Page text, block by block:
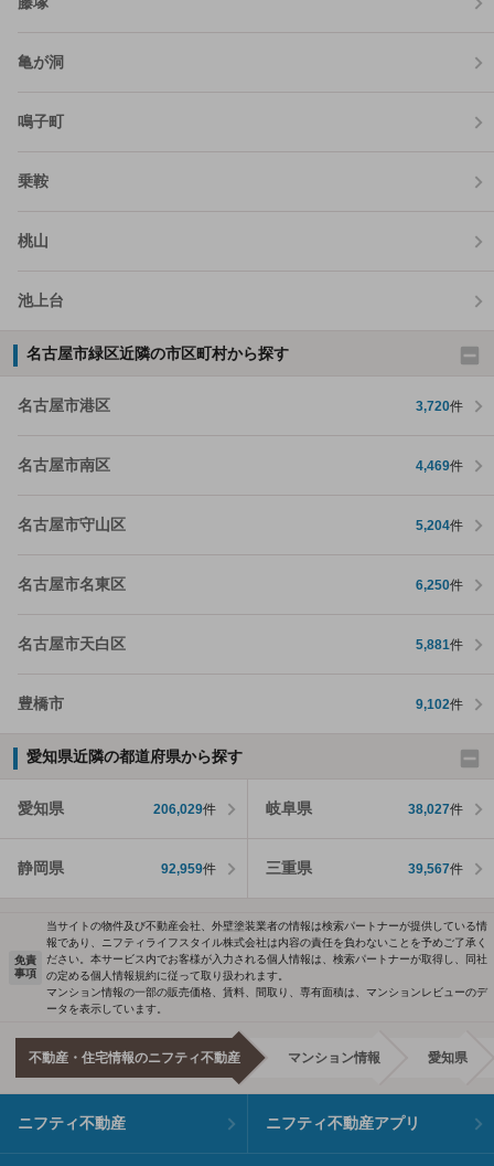
亀が洞
鳴子町
乗鞍
桃山
池上台
名古屋市緑区近隣の市区町村から探す
名古屋市港区 3,720件
名古屋市南区 4,469件
名古屋市守山区 5,204件
名古屋市名東区 6,250件
名古屋市天白区 5,881件
豊橋市 9,102件
愛知県近隣の都道府県から探す
愛知県 206,029件 岐阜県 38,027件
静岡県 92,959件 三重県 39,567件
免責
事項
当サイトの物件及び不動産会社、外壁塗装業者の情報は検索パートナーが提供している情
報であり、ニフティライフスタイル株式会社は内容の責任を負わないことを予めご了承く
ださい。本サービス内でお客様が入力される個人情報は、検索パートナーが取得し、同社
の定める個人情報規約に従って取り扱われます。
マンション情報の一部の販売価格、賃料、間取り、専有面積は、マンションレビューのデ
ータを表示しています。
不動産・住宅情報のニフティ不動産 マンション情報 愛知県
ニフティ不動産 ニフティ不動産アプリ